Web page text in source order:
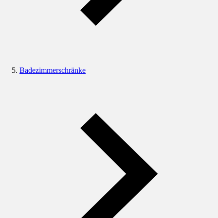
Badezimmerschränke